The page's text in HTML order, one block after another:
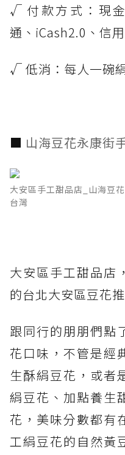
√ 付款方式：現
通、iCash2.0、信
√ 低消：每人一碗
■ 山海豆花永康街
大安區手工甜品店_山海豆
台灣
大安區手工甜品店
的台北大安區豆花
跟同行的朋朋們點
花口味，不管是經
生酥絹豆花，或者
絹豆花、加點養生
花，美味分數都有
工絹豆花的自然黃